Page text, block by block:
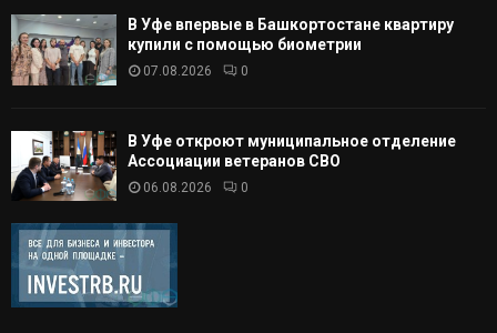
В Уфе впервые в Башкортостане квартиру
купили с помощью биометрии
07.08.2026 0
В Уфе откроют муниципальное отделение
Ассоциации ветеранов СВО
06.08.2026 0